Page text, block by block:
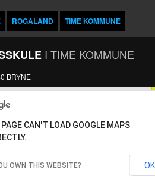
ROGALAND TIME KOMMUNE
I TIME KOMMUNE
BRYNE
CAN'T LOAD GOOGLE MAPS
OWN THIS WEBSITE? OK